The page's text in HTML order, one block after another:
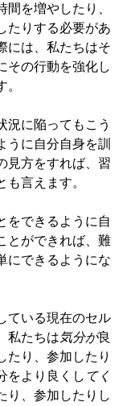
を増やしたり、
たりする必要があ
には、私たちはそ
その行動を強化し
況に陥ってもこう
うに自分自身を訓
見方をすれば、習
言えます。
をできるように自
とができれば、難
にできるようにな
ている現在のセル
私たちは気分が良
たり、参加したり
をより良くし てく
り、参加したりし